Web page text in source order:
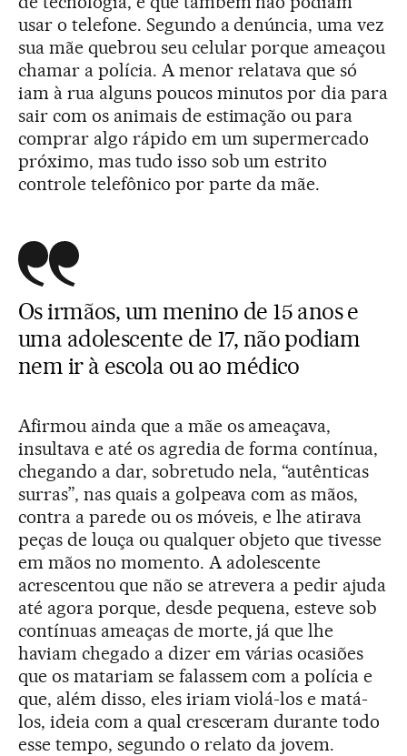
usar o telefone. Segundo a denúncia, uma vez
sua mãe quebrou seu celular porque ameaçou
chamar a polícia. A menor relatava que só
iam à rua alguns poucos minutos por dia para
sair com os animais de estimação ou para
comprar algo rápido em um supermercado
próximo, mas tudo isso sob um estrito
controle telefônico por parte da mãe.
Os irmãos, um menino de 15 anos e
uma adolescente de 17, não podiam
nem ir à escola ou ao médico
Afirmou ainda que a mãe os ameaçava,
insultava e até os agredia de forma contínua,
chegando a dar, sobretudo nela, “autênticas
surras”, nas quais a golpeava com as mãos,
contra a parede ou os móveis, e lhe atirava
peças de louça ou qualquer objeto que tivesse
em mãos no momento. A adolescente
acrescentou que não se atrevera a pedir ajuda
até agora porque, desde pequena, esteve sob
contínuas ameaças de morte, já que lhe
haviam chegado a dizer em várias ocasiões
que os matariam se falassem com a polícia e
que, além disso, eles iriam violá-los e matá-
los, ideia com a qual cresceram durante todo
esse tempo, segundo o relato da jovem.